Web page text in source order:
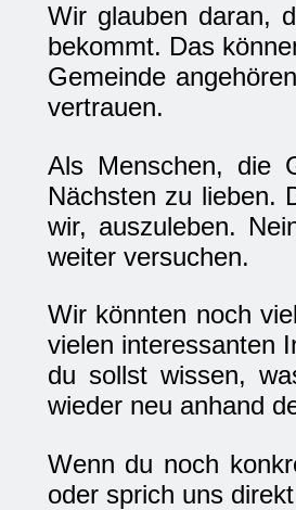
Wir glauben daran,
bekommt. Das
Gemeinde
vertrauen.
Als Menschen, die
Nächsten zu lieben.
wir, auszuleben.
weiter versuchen.
Wir könnten noch
vielen interessanten
du sollst wissen,
wieder neu anhand
Wenn du noch
oder sprich uns